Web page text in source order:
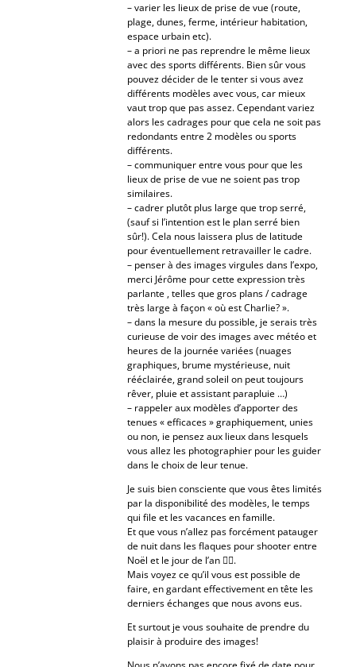
– varier les lieux de prise de vue (route,
plage, dunes, ferme, intérieur habitation,
espace urbain etc).
– a priori ne pas reprendre le même lieux
avec des sports différents. Bien sûr vous
pouvez décider de le tenter si vous avez
différents modèles avec vous, car mieux
vaut trop que pas assez. Cependant variez
alors les cadrages pour que cela ne soit pas
redondants entre 2 modèles ou sports
différents.
– communiquer entre vous pour que les
lieux de prise de vue ne soient pas trop
similaires.
– cadrer plutôt plus large que trop serré,
(sauf si l’intention est le plan serré bien
sûr!). Cela nous laissera plus de latitude
pour éventuellement retravailler le cadre.
– penser à des images virgules dans l’expo,
merci Jérôme pour cette expression très
parlante , telles que gros plans / cadrage
très large à façon « où est Charlie? ».
– dans la mesure du possible, je serais très
curieuse de voir des images avec météo et
heures de la journée variées (nuages
graphiques, brume mystérieuse, nuit
rééclairée, grand soleil on peut toujours
rêver, pluie et assistant parapluie …)
– rappeler aux modèles d’apporter des
tenues « efficaces » graphiquement, unies
ou non, ie pensez aux lieux dans lesquels
vous allez les photographier pour les guider
dans le choix de leur tenue.
Je suis bien consciente que vous êtes limités
par la disponibilité des modèles, le temps
qui file et les vacances en famille.
Et que vous n’allez pas forcément patauger
de nuit dans les flaques pour shooter entre
Noël et le jour de l’an 😵‍💫.
Mais voyez ce qu’il vous est possible de
faire, en gardant effectivement en tête les
derniers échanges que nous avons eus.
Et surtout je vous souhaite de prendre du
plaisir à produire des images!